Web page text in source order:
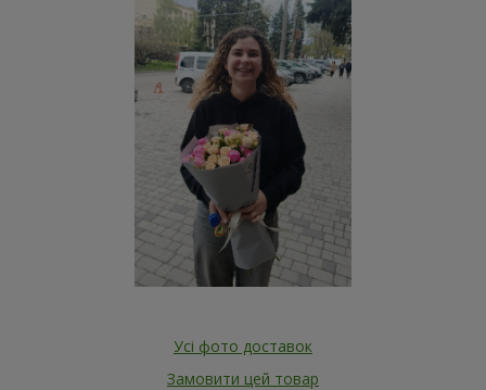
Усі фото доставок
Замовити цей товар